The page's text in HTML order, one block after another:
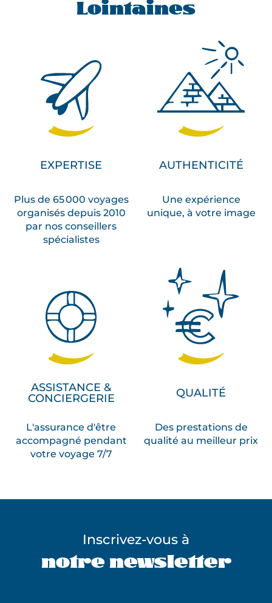
Lointaines
EXPERTISE
Plus de 65 000 voyages
organisés depuis 2010
par nos conseillers
spécialistes
AUTHENTICITÉ
Une expérience
unique, à votre image
ASSISTANCE &
CONCIERGERIE
L'assurance d'être
accompagné pendant
votre voyage 7/7
QUALITÉ
Des prestations de
qualité au meilleur prix
Inscrivez-vous à
notre newsletter